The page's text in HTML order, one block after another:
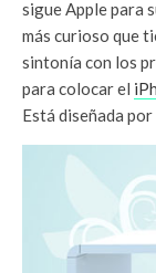
sigue Apple para
más curioso que
sintonía con los
para colocar el
Está diseñada